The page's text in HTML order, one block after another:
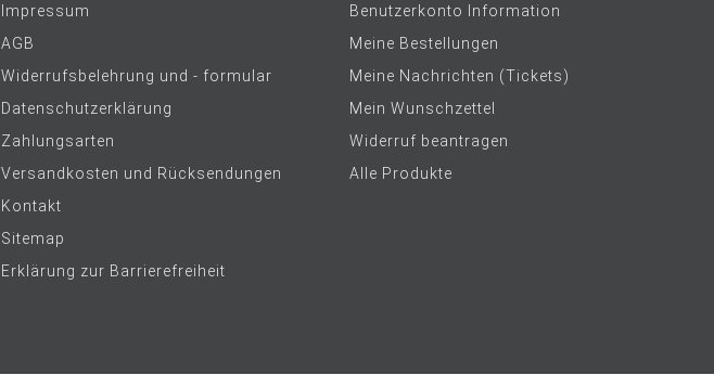
Impressum
AGB
Widerrufsbelehrung und - formular
Datenschutzerklärung
Zahlungsarten
Versandkosten und Rücksendungen
Kontakt
Sitemap
Erklärung zur Barrierefreiheit
Benutzerkonto Information
Meine Bestellungen
Meine Nachrichten (Tickets)
Mein Wunschzettel
Widerruf beantragen
Alle Produkte